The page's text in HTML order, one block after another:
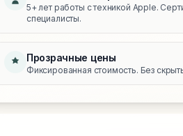
5+ лет работы с техникой Apple.
специалисты.
Прозрачные цены
Фиксированная стоимость. Без